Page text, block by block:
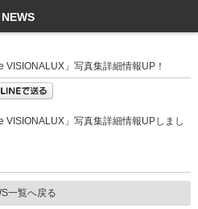
NEWS
VISIONALUX」写真集詳細情報UP！
VISIONALUX」写真集詳細情報UPしまし
一覧へ戻る